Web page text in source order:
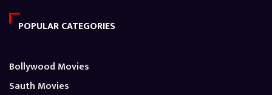
POPULAR CATEGORIES
Bollywood Movies
Sauth Movies